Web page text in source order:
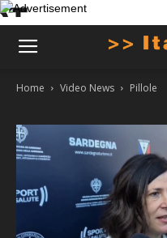
Home Video News Pillole